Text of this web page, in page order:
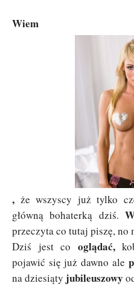
Wiem
, że wszyscy już tylko
główną bohaterką dziś.
przeczyta co tutaj piszę, no
Dziś jest co oglądać,
pojawić się już dawno ale
na dziesiąty jubileuszowy